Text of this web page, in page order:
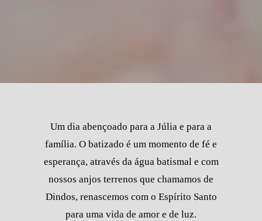
Um dia abençoado para a Júlia e para a
família. O batizado é um momento de fé e
esperança, através da água batismal e com
nossos anjos terrenos que chamamos de
Dindos, renascemos com o Espírito Santo
para uma vida de amor e de luz.